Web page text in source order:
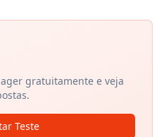
gratuitamente e veja
Teste